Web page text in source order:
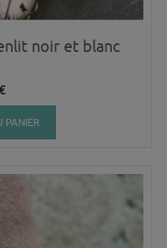
noir et blanc
PANIER